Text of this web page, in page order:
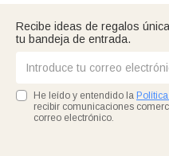
Recibe ideas de regalos
tu bandeja de entrada.
He leído y entendido la
recibir comunicaciones
correo electrónico.